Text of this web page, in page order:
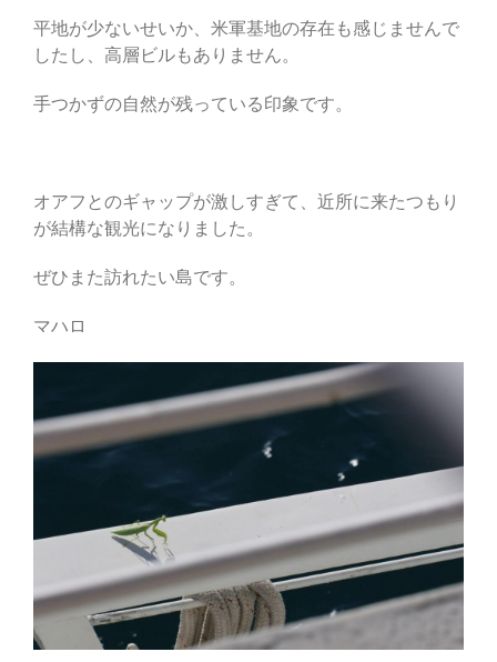
平地が少ないせいか、米軍基地の存在も感じませんで
したし、高層ビルもありません。
手つかずの自然が残っている印象です。
オアフとのギャップが激しすぎて、近所に来たつもり
が結構な観光になりました。
ぜひまた訪れたい島です。
マハロ